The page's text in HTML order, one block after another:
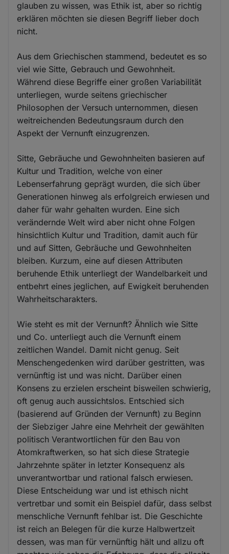
glauben zu wissen, was Ethik ist, aber so richtig
erklären möchten sie diesen Begriff lieber doch
nicht.
Aus dem Griechischen stammend, bedeutet es so
viel wie Sitte, Gebrauch und Gewohnheit.
Während diese Begriffe einer großen Variabilität
unterliegen, wurde seitens griechischer
Philosophen der Versuch unternommen, diesen
weitreichenden Bedeutungsraum durch den
Aspekt der Vernunft einzugrenzen.
Sitte, Gebräuche und Gewohnheiten basieren auf
Kultur und Tradition, welche von einer
Lebenserfahrung geprägt wurden, die sich über
Generationen hinweg als erfolgreich erwiesen und
daher für wahr gehalten wurden. Eine sich
verändernde Welt wird aber nicht ohne Folgen
hinsichtlich Kultur und Tradition, damit auch für
und auf Sitten, Gebräuche und Gewohnheiten
bleiben. Kurzum, eine auf diesen Attributen
beruhende Ethik unterliegt der Wandelbarkeit und
entbehrt eines jeglichen, auf Ewigkeit beruhenden
Wahrheitscharakters.
Wie steht es mit der Vernunft? Ähnlich wie Sitte
und Co. unterliegt auch die Vernunft einem
zeitlichen Wandel. Damit nicht genug. Seit
Menschengedenken wird darüber gestritten, was
vernünftig ist und was nicht. Darüber einen
Konsens zu erzielen erscheint bisweilen schwierig,
oft genug auch aussichtslos. Entschied sich
(basierend auf Gründen der Vernunft) zu Beginn
der Siebziger Jahre eine Mehrheit der gewählten
politisch Verantwortlichen für den Bau von
Atomkraftwerken, so hat sich diese Strategie
Jahrzehnte später in letzter Konsequenz als
unverantwortbar und rational falsch erwiesen.
Diese Entscheidung war und ist ethisch nicht
vertretbar und somit ein Beispiel dafür, dass selbst
menschliche Vernunft fehlbar ist. Die Geschichte
ist reich an Belegen für die kurze Halbwertzeit
dessen, was man für vernünftig hält und allzu oft